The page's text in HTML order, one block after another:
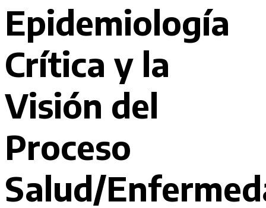
Epidemiología
Crítica y la
Visión del
Proceso
Salud/